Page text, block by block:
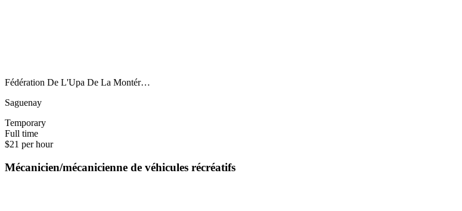
Fédération De L'Upa De La Montér…
Saguenay
Temporary
Full time
$21 per hour
Mécanicien/mécanicienne de véhicules récréatifs